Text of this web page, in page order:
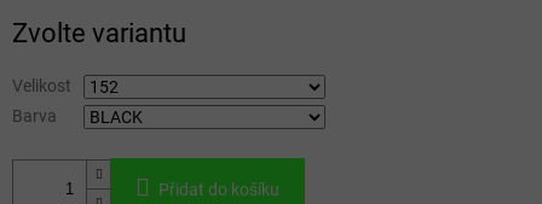
cena:
Zvolte variantu
Velikost
Barva
Přidat do košíku